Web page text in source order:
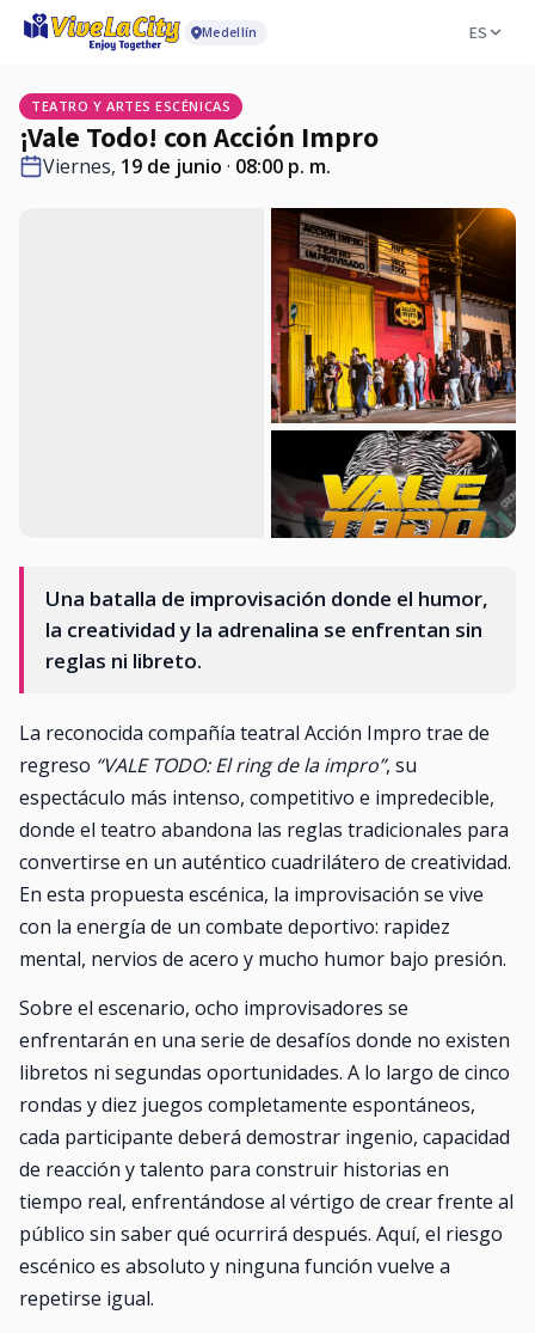
Medellín ES
TEATRO Y ARTES ESCÉNICAS
¡Vale Todo! con Acción Impro
Viernes, 19 de junio · 08:00 p. m.
Una batalla de improvisación donde el humor,
la creatividad y la adrenalina se enfrentan sin
reglas ni libreto.
La reconocida compañía teatral Acción Impro trae de
regreso “VALE TODO: El ring de la impro”, su
espectáculo más intenso, competitivo e impredecible,
donde el teatro abandona las reglas tradicionales para
convertirse en un auténtico cuadrilátero de creatividad.
En esta propuesta escénica, la improvisación se vive
con la energía de un combate deportivo: rapidez
mental, nervios de acero y mucho humor bajo presión.
Sobre el escenario, ocho improvisadores se
enfrentarán en una serie de desafíos donde no existen
libretos ni segundas oportunidades. A lo largo de cinco
rondas y diez juegos completamente espontáneos,
cada participante deberá demostrar ingenio, capacidad
de reacción y talento para construir historias en
tiempo real, enfrentándose al vértigo de crear frente al
público sin saber qué ocurrirá después. Aquí, el riesgo
escénico es absoluto y ninguna función vuelve a
repetirse igual.